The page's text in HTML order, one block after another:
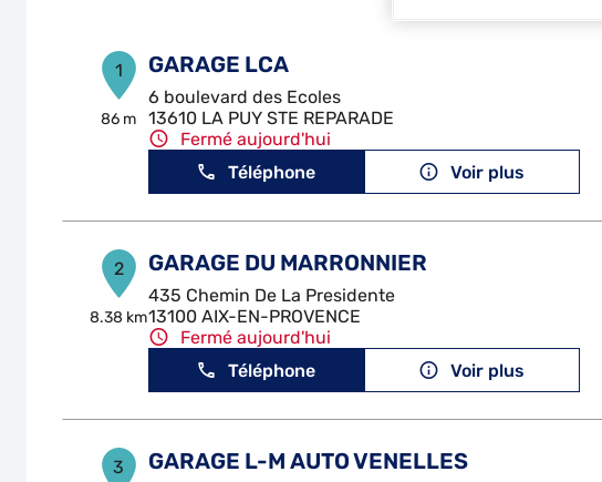
1
86 m
GARAGE LCA
6 boulevard des Ecoles
13610 LA PUY STE REPARADE
Fermé aujourd'hui
Téléphone
Voir plus
2
8.38 km
GARAGE DU MARRONNIER
435 Chemin De La Presidente
13100 AIX-EN-PROVENCE
Fermé aujourd'hui
Téléphone
Voir plus
3 GARAGE L-M AUTO VENELLES